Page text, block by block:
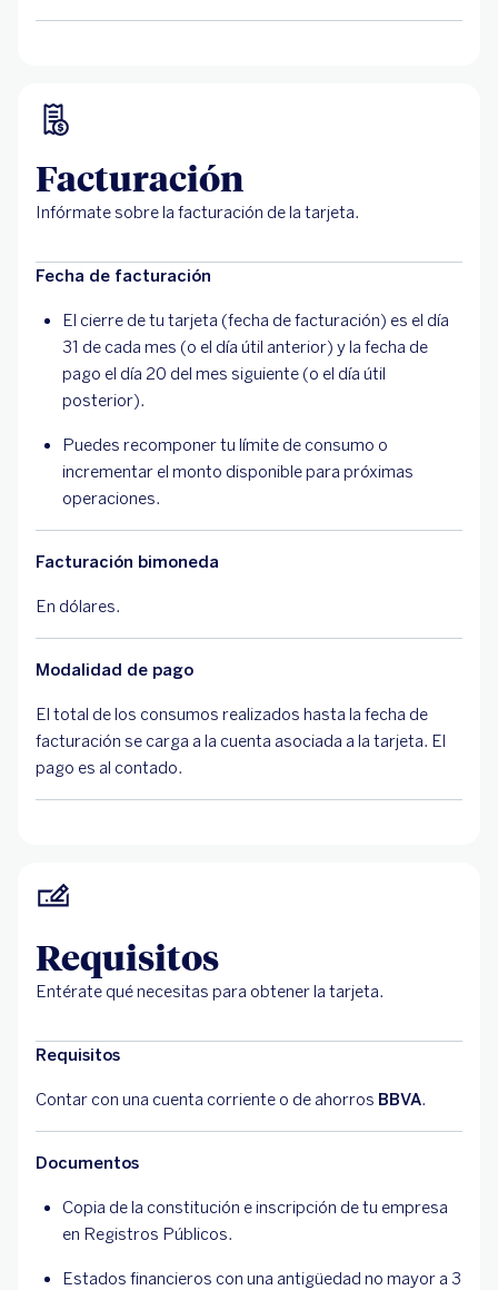
Facturación
Infórmate sobre la facturación de la tarjeta.
Fecha de facturación
El cierre de tu tarjeta (fecha de facturación) es el día
31 de cada mes (o el día útil anterior) y la fecha de
pago el día 20 del mes siguiente (o el día útil
posterior).
Puedes recomponer tu límite de consumo o
incrementar el monto disponible para próximas
operaciones.
Facturación bimoneda
En dólares.
Modalidad de pago
El total de los consumos realizados hasta la fecha de
facturación se carga a la cuenta asociada a la tarjeta. El
pago es al contado.
Requisitos
Entérate qué necesitas para obtener la tarjeta.
Requisitos
Contar con una cuenta corriente o de ahorros BBVA.
Documentos
Copia de la constitución e inscripción de tu empresa
en Registros Públicos.
Estados financieros con una antigüedad no mayor a 3